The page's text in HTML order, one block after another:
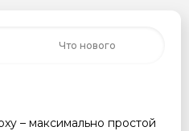
Что нового
– максимально простой